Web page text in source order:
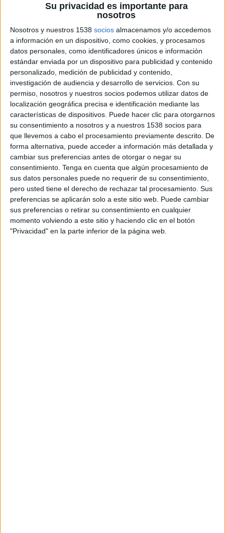
Su privacidad es importante para
nosotros
Nosotros y nuestros 1538 socios almacenamos y/o accedemos
a información en un dispositivo, como cookies, y procesamos
datos personales, como identificadores únicos e información
estándar enviada por un dispositivo para publicidad y contenido
personalizado, medición de publicidad y contenido,
investigación de audiencia y desarrollo de servicios. Con su
permiso, nosotros y nuestros socios podemos utilizar datos de
localización geográfica precisa e identificación mediante las
características de dispositivos. Puede hacer clic para otorgarnos
su consentimiento a nosotros y a nuestros 1538 socios para
que llevemos a cabo el procesamiento previamente descrito. De
forma alternativa, puede acceder a información más detallada y
cambiar sus preferencias antes de otorgar o negar su
consentimiento. Tenga en cuenta que algún procesamiento de
sus datos personales puede no requerir de su consentimiento,
pero usted tiene el derecho de rechazar tal procesamiento. Sus
preferencias se aplicarán solo a este sitio web. Puede cambiar
sus preferencias o retirar su consentimiento en cualquier
momento volviendo a este sitio y haciendo clic en el botón
"Privacidad" en la parte inferior de la página web.
La agencia ha comenzado a trabajar en el
desarrollo de marca con una campaña de
televisión y online, en clave de humor, así como
la web corporativa. La red, que cuenta con más
de 100 talleres en el territorio español, ofrece
todo tipo de servicios para automovilistas con
vehículos de todas las marcas.
IMPRIMIR
TWEET
SHARE
SHARE
ENVIAR
PIN